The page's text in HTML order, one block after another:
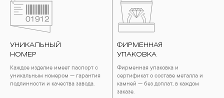
УНИКАЛЬНЫЙ
НОМЕР
Каждое изделие имеет паспорт с
уникальным номером — гарантия
подлинности и качества завода.
ФИРМЕННАЯ
УПАКОВКА
Фирменная упаковка и
сертификат о составе металла и
камней — без доплат, в каждом
заказе.